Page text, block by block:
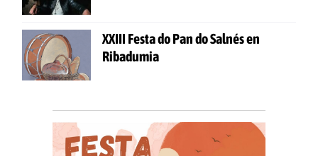
XXIII Festa do Pan do Salnés en
Ribadumia